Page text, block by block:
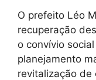
O prefeito Léo
recuperação
o convívio
planejamento
revitalização de